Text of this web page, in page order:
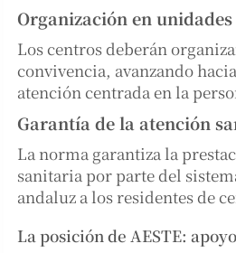
Organización en
Los centros deberán
convivencia, avanzando
atención centrada en la
Garantía de la atención
La norma garantiza la
sanitaria por parte del
andaluz a los residentes de
La posición de AESTE: